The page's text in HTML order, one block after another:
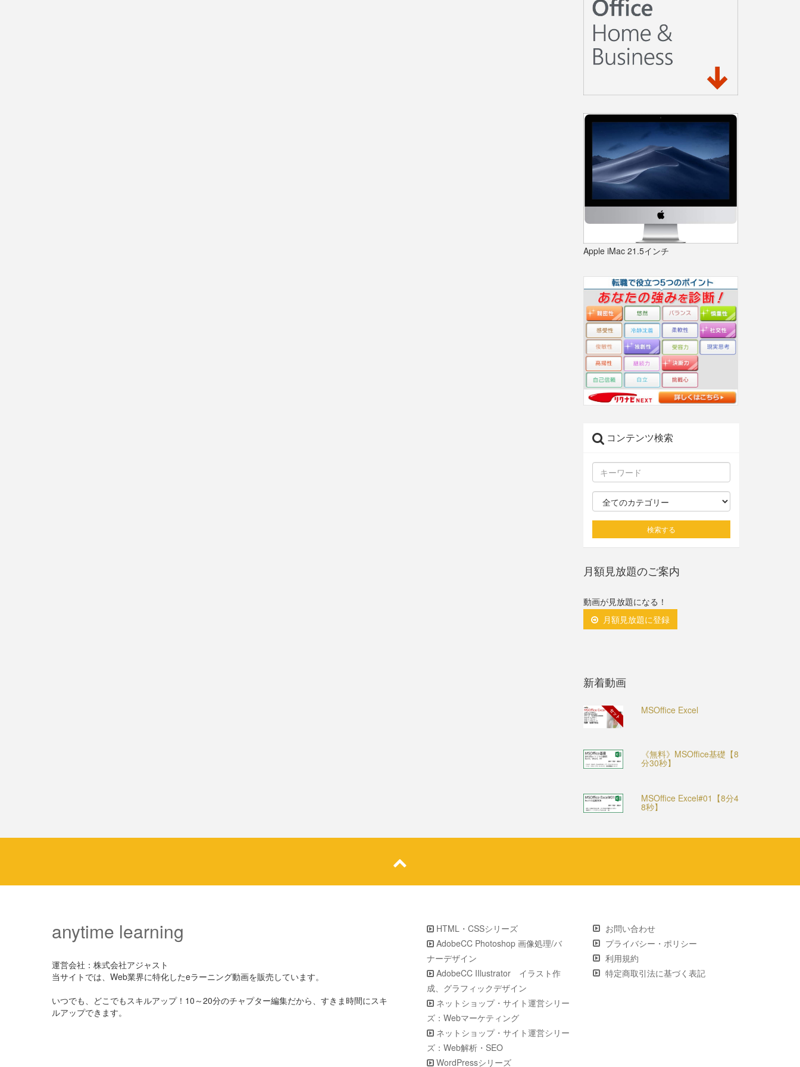
Apple iMac 21.5インチ
コンテンツ検索
検索する
月額見放題のご案内
動画が見放題になる！
月額見放題に登録
新着動画
セット MSOffice Excel
《無料》MSOffice基礎【8
分30秒】
MSOffice Excel#01【8分4
8秒】
anytime learning
運営会社：株式会社アジャスト
当サイトでは、Web業界に特化したeラーニング動画を販売しています。
いつでも、どこでもスキルアップ！10～20分のチャプター編集だから、すきま時間にスキ
ルアップできます。
HTML・CSSシリーズ
AdobeCC Photoshop 画像処理/バ
ナーデザイン
AdobeCC IIlustrator イラスト作
成、グラフィックデザイン
ネットショップ・サイト運営シリー
ズ：Webマーケティング
ネットショップ・サイト運営シリー
ズ：Web解析・SEO
WordPressシリーズ
お問い合わせ
プライバシー・ポリシー
利用規約
特定商取引法に基づく表記